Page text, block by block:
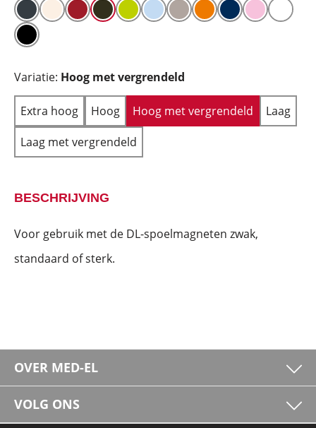
Variatie: Hoog met vergrendeld
Extra hoog Hoog Hoog met vergrendeld
Laag
Laag met vergrendeld
BESCHRIJVING
Voor gebruik met de DL-spoelmagneten zwak,
standaard of sterk.
OVER MED-EL
VOLG ONS